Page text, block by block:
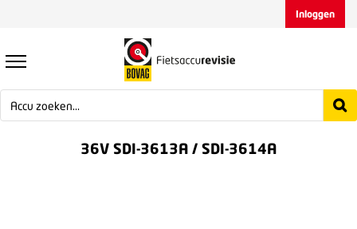
Inloggen
36V SDI-3613A / SDI-3614A